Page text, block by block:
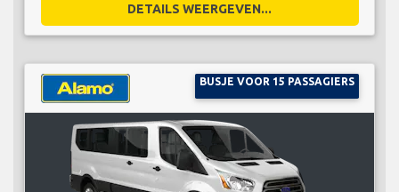
DETAILS WEERGEVEN...
BUSJE VOOR 15 PASSAGIERS